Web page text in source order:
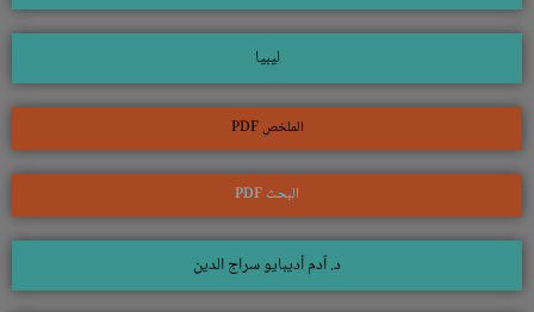
ليبيا
الملخص PDF
البحث PDF
د. آدم أديبايو سراج الدين